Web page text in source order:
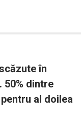
în
50% dintre
al doilea